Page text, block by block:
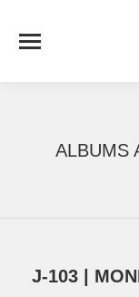
ALBUMS
J-103 |